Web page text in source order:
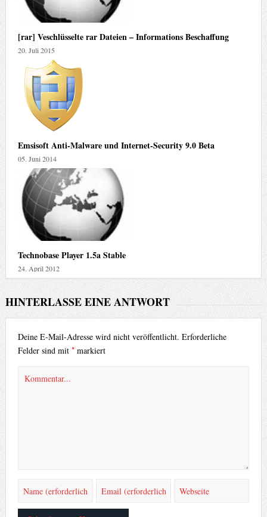
[rar] Veschlüsselte rar Dateien – Informations Beschaffung
20. Juli 2015
Emsisoft Anti-Malware und Internet-Security 9.0 Beta
05. Juni 2014
Technobase Player 1.5a Stable
24. April 2012
HINTERLASSE EINE ANTWORT
Deine E-Mail-Adresse wird nicht veröffentlicht. Erforderliche
Felder sind mit *markiert